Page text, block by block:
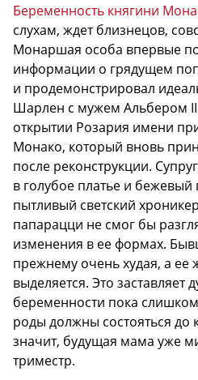
Беременность княгини
слухам, ждет близнецов,
Монаршая особа впервые
информации о грядущем
и продемонстрировал
Шарлен с мужем Альбером
открытии Розария имени
Монако, который вновь
после реконструкции.
в голубое платье и
пытливый светский
папарацци не смог бы
изменения в ее формах.
прежнему очень худая, а ее
выделяется. Это заставляет
беременности пока
роды должны состояться до
значит, будущая мама уже
триместр.